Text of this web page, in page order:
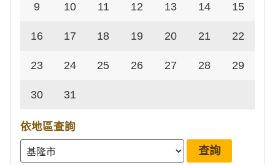
9 10 11 12 13 14 15
16 17 18 19 20 21 22
23 24 25 26 27 28 29
30 31
依地區查詢